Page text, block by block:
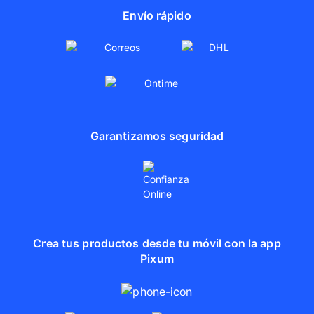
Envío rápido
Garantizamos seguridad
Crea tus productos desde tu móvil con la app
Pixum